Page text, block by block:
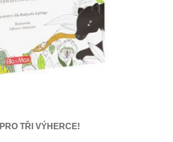
TŘI VÝHERCE!